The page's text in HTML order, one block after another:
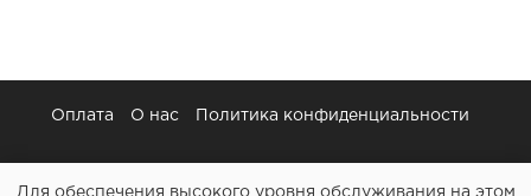
Оплата О нас Политика конфиденциальности
Для обеспечения высокого уровня обслуживания на этом